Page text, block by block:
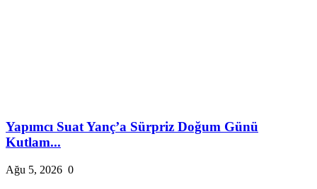
Yapımcı Suat Yanç’a Sürpriz Doğum Günü
Kutlam...
Ağu 5, 2026 0